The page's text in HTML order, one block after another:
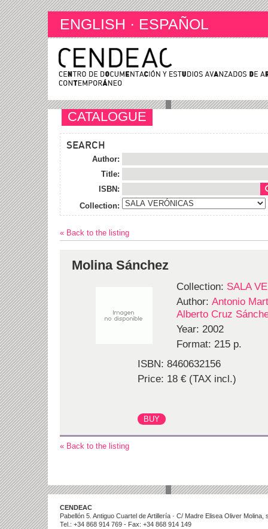
ENGLISH · ESPAÑOL
CATALOGUE
SEARCH
Author:
Title:
ISBN:
Collection:
« Back to the listing
Molina Sánchez
Collection: SALA
Author: Antonio
Alberto Cruz
Year: 2002
Format: 215 p.
ISBN: 8460632156
Price: 18 € (TAX incl.)
« Back to the listing
CENDEAC
Pabellón 5. Antiguo Cuartel de Artillería · C/ Madre Elisea Oliver
Tel.: +34 868 914 769 - Fax: +34 868 914 149